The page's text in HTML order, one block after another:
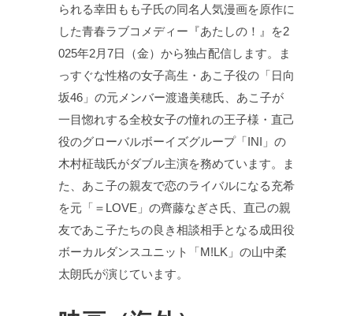
られる幸田もも子氏の同名人気漫画を原作に
した青春ラブコメディー『あたしの！』を2
025年2月7日（金）から独占配信します。ま
っすぐな性格の女子高生・あこ子役の「日向
坂46」の元メンバー渡邉美穂氏、あこ子が
一目惚れする全校女子の憧れの王子様・直己
役のグローバルボーイズグループ「INI」の
木村柾哉氏がダブル主演を務めています。ま
た、あこ子の親友で恋のライバルになる充希
を元「＝LOVE」の齊藤なぎさ氏、直己の親
友であこ子たちの良き相談相手となる成田役
ボーカルダンスユニット「M!LK」の山中柔
太朗氏が演じています。